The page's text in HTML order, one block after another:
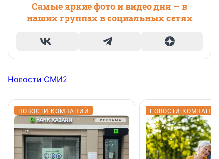
Самые яркие фото и видео дня — в
наших группах в социальных сетях
Новости СМИ2
НОВОСТИ КОМПАНИЙ НОВОСТИ